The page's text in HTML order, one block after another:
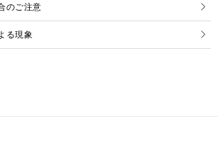
のご注意
る現象